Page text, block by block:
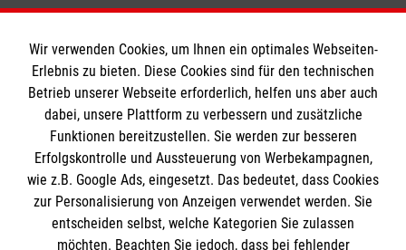
Informationen
Impressum
Datenschutz
Barrierefreiheit
Kontakt
Die Malteser
Wir verwenden Cookies, um Ihnen ein optimales Webseiten-
Erlebnis zu bieten. Diese Cookies sind für den technischen
Betrieb unserer Webseite erforderlich, helfen uns aber auch
dabei, unsere Plattform zu verbessern und zusätzliche
Funktionen bereitzustellen. Sie werden zur besseren
Erfolgskontrolle und Aussteuerung von Werbekampagnen,
wie z.B. Google Ads, eingesetzt. Das bedeutet, dass Cookies
zur Personalisierung von Anzeigen verwendet werden. Sie
entscheiden selbst, welche Kategorien Sie zulassen
möchten. Beachten Sie jedoch, dass bei fehlender